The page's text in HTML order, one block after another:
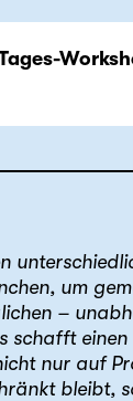
um
–
schafft einen
nur auf
bleibt,